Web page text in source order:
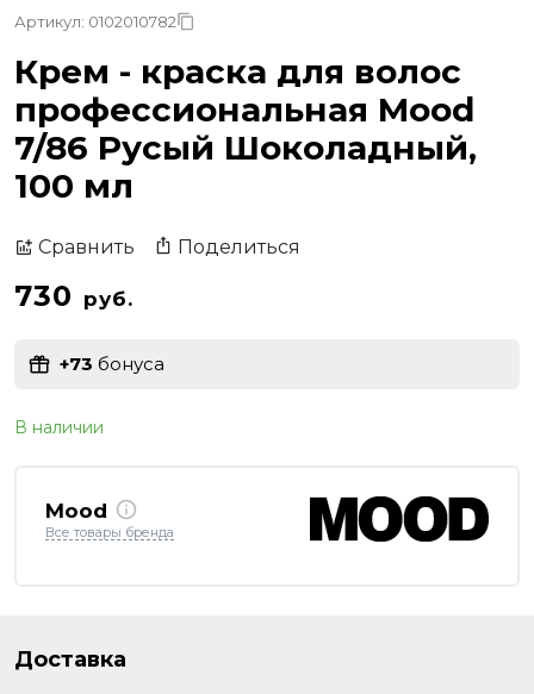
Артикул: 0102010782
Крем - краска для волос
профессиональная Mood
7/86 Русый Шоколадный,
100 мл
Сравнить Поделиться
730 руб.
+73 бонуса
В наличии
Mood
Все товары бренда
Доставка